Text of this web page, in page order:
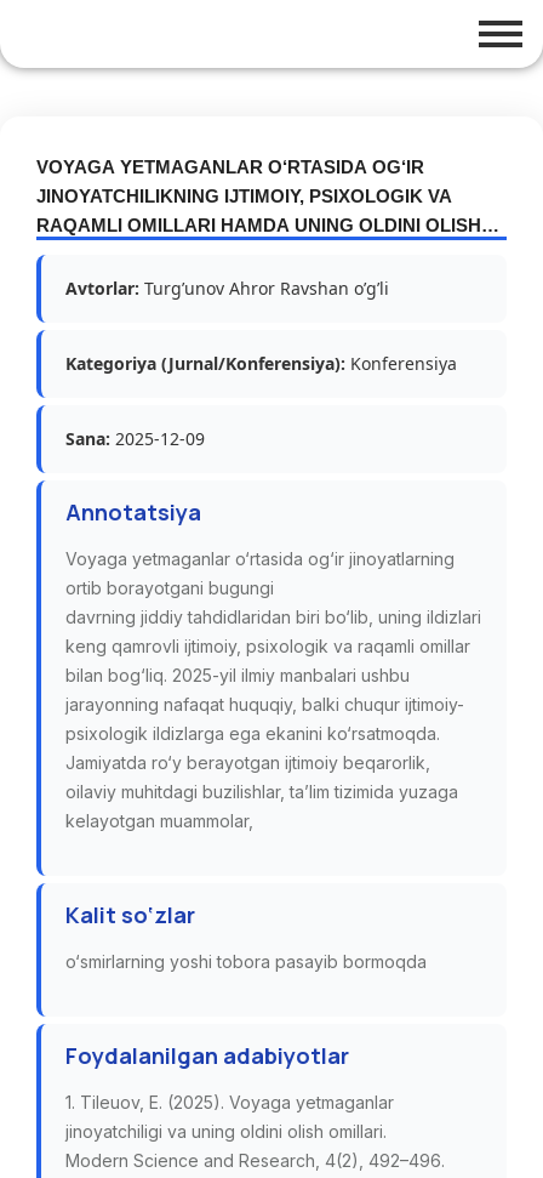
VOYAGA YETMAGANLAR O‘RTASIDA OG‘IR
JINOYATCHILIKNING IJTIMOIY, PSIXOLOGIK VA
RAQAMLI OMILLARI HAMDA UNING OLDINI OLISH
STRATEGIYALARI
Avtorlar: Turg’unov Ahror Ravshan o’g’li
Kategoriya (Jurnal/Konferensiya): Konferensiya
Sana: 2025-12-09
Annotatsiya
Voyaga yetmaganlar o‘rtasida og‘ir jinoyatlarning
ortib borayotgani bugungi
davrning jiddiy tahdidlaridan biri bo‘lib, uning ildizlari
keng qamrovli ijtimoiy, psixologik va raqamli omillar
bilan bog‘liq. 2025-yil ilmiy manbalari ushbu
jarayonning nafaqat huquqiy, balki chuqur ijtimoiy-
psixologik ildizlarga ega ekanini ko‘rsatmoqda.
Jamiyatda ro‘y berayotgan ijtimoiy beqarorlik,
oilaviy muhitdagi buzilishlar, ta’lim tizimida yuzaga
kelayotgan muammolar,
Kalit so‘zlar
o‘smirlarning yoshi tobora pasayib bormoqda
Foydalanilgan adabiyotlar
1. Tileuov, E. (2025). Voyaga yetmaganlar
jinoyatchiligi va uning oldini olish omillari.
Modern Science and Research, 4(2), 492–496.